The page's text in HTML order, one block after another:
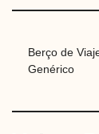
Berço de
Genérico